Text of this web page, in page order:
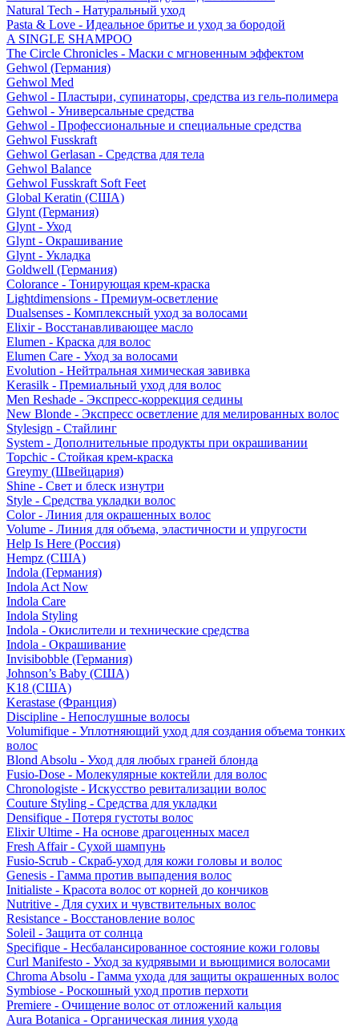
Natural Tech - Натуральный уход
Pasta & Love - Идеальное бритье и уход за бородой
A SINGLE SHAMPOO
The Circle Chronicles - Маски с мгновенным эффектом
Gehwol (Германия)
Gehwol Med
Gehwol - Пластыри, супинаторы, средства из гель-полимера
Gehwol - Универсальные средства
Gehwol - Профессиональные и специальные средства
Gehwol Fusskraft
Gehwol Gerlasan - Средства для тела
Gehwol Balance
Gehwol Fusskraft Soft Feet
Global Keratin (США)
Glynt (Германия)
Glynt - Уход
Glynt - Окрашивание
Glynt - Укладка
Goldwell (Германия)
Colorance - Тонирующая крем-краска
Lightdimensions - Премиум-осветление
Dualsenses - Комплексный уход за волосами
Elixir - Восстанавливающее масло
Elumen - Краска для волос
Elumen Care - Уход за волосами
Evolution - Нейтральная химическая завивка
Kerasilk - Премиальный уход для волос
Men Reshade - Экспресс-коррекция седины
New Blonde - Экспресс осветление для мелированных волос
Stylesign - Стайлинг
System - Дополнительные продукты при окрашивании
Topchic - Стойкая крем-краска
Greymy (Швейцария)
Shine - Свет и блеск изнутри
Style - Средства укладки волос
Color - Линия для окрашенных волос
Volume - Линия для объема, эластичности и упругости
Help Is Here (Россия)
Hempz (США)
Indola (Германия)
Indola Act Now
Indola Care
Indola Styling
Indola - Окислители и технические средства
Indola - Окрашивание
Invisibobble (Германия)
Johnson’s Baby (США)
K18 (США)
Kerastase (Франция)
Discipline - Непослушные волосы
Volumifique - Уплотняющий уход для создания объема тонких
волос
Blond Absolu - Уход для любых граней блонда
Fusio-Dose - Молекулярные коктейли для волос
Chronologiste - Искусство ревитализации волос
Couture Styling - Средства для укладки
Densifique - Потеря густоты волос
Elixir Ultime - На основе драгоценных масел
Fresh Affair - Сухой шампунь
Fusio-Scrub - Скраб-уход для кожи головы и волос
Genesis - Гамма против выпадения волос
Initialiste - Красота волос от корней до кончиков
Nutritive - Для сухих и чувствительных волос
Resistance - Восстановление волос
Soleil - Защита от солнца
Specifique - Несбалансированное состояние кожи головы
Curl Manifesto - Уход за кудрявыми и вьющимися волосами
Chroma Absolu - Гамма ухода для защиты окрашенных волос
Symbiose - Роскошный уход против перхоти
Premiere - Очищение волос от отложений кальция
Aura Botanica - Органическая линия ухода